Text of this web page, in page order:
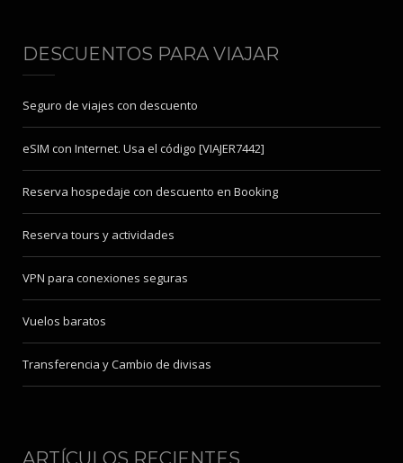
DESCUENTOS PARA VIAJAR
Seguro de viajes con descuento
eSIM con Internet. Usa el código [VIAJER7442]
Reserva hospedaje con descuento en Booking
Reserva tours y actividades
VPN para conexiones seguras
Vuelos baratos
Transferencia y Cambio de divisas